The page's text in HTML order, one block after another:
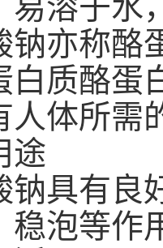
钠亦称酪
白质酪蛋
人体所需
途
钠具有良
稳泡等作